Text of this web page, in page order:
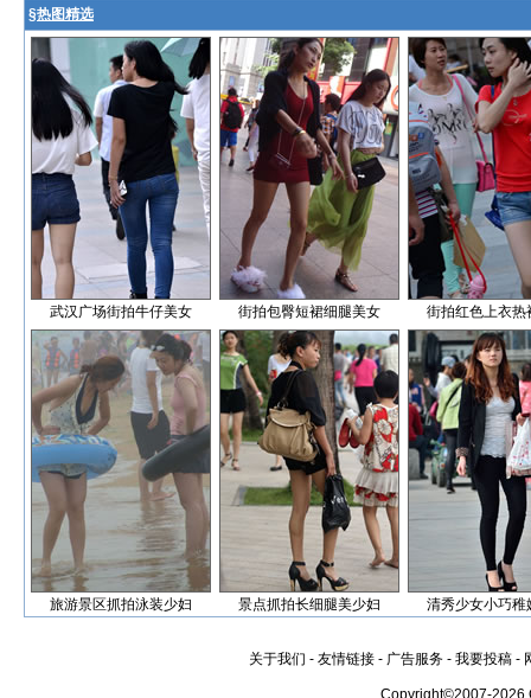
§热图精选
武汉广场街拍牛仔美女 街拍包臀短裙细腿美女 街拍红色上衣热
旅游景区抓拍泳装少妇 景点抓拍长细腿美少妇 清秀少女小巧稚
关于我们 - 友情链接 - 广告服务 - 我要投稿 -
Copyright©2007-2026